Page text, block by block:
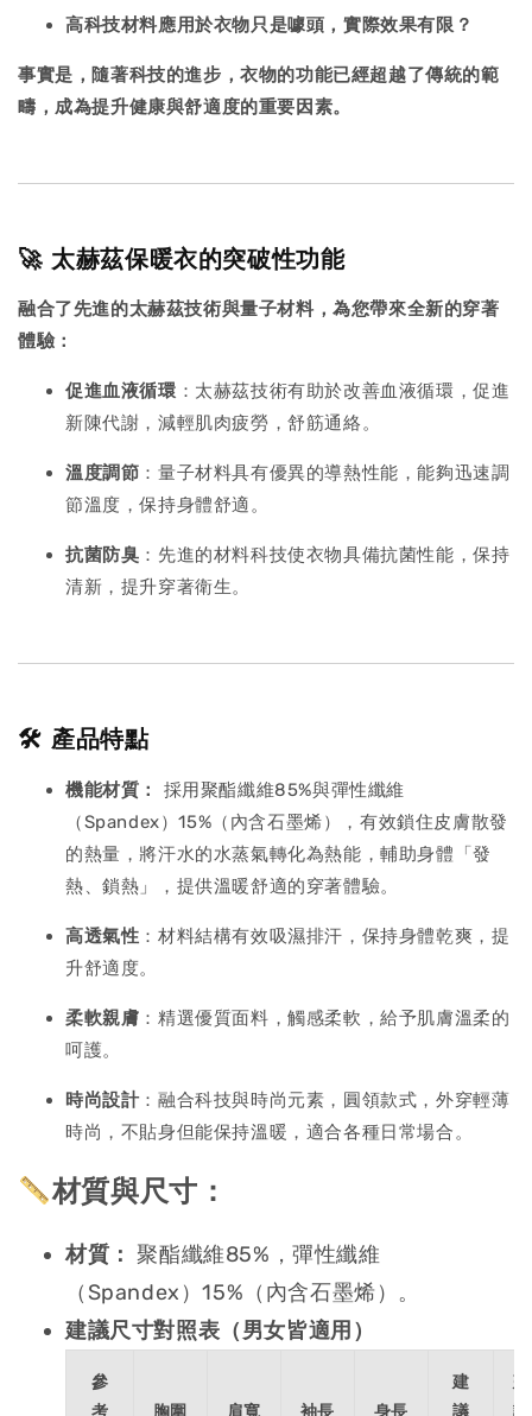
高科技材料應用於衣物只是噱頭，實際效果有限？
事實是，隨著科技的進步，衣物的功能已經超越了傳統的範
疇，成為提升健康與舒適度的重要因素。
🚀 太赫茲保暖衣的突破性功能
融合了先進的太赫茲技術與量子材料，為您帶來全新的穿著
體驗：
促進血液循環 ：太赫茲技術有助於改善血液循環，促進
新陳代謝，減輕肌肉疲勞，舒筋通絡。
溫度調節 ：量子材料具有優異的導熱性能，能夠迅速調
節溫度，保持身體舒適。
抗菌防臭 ：先進的材料科技使衣物具備抗菌性能，保持
清新，提升穿著衛生。
🛠️ 產品特點
機能材質：
採用聚酯纖維85%與彈性纖維
（Spandex）15%（內含石墨烯），有效鎖住皮膚散發
的熱量，將汗水的水蒸氣轉化為熱能，輔助身體「發
熱、鎖熱」，提供溫暖舒適的穿著體驗。
高透氣性 ：材料結構有效吸濕排汗，保持身體乾爽，提
升舒適度。
柔軟親膚 ：精選優質面料，觸感柔軟，給予肌膚溫柔的
呵護。
時尚設計：融合科技與時尚元素，圓領款式，外穿輕薄
時尚，不貼身但能保持溫暖，適合各種日常場合。
材質與尺寸：
材質： 聚酯纖維85%，彈性纖維
（Spandex）15%（內含石墨烯）。
建議尺寸對照表（男女皆適用）
參
考
胸圍 肩寬 袖長 身長
建
議
建
議